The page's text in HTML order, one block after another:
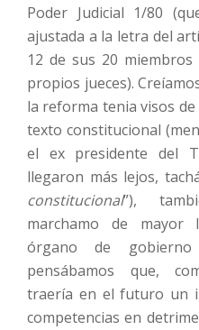
Poder Judicial 1/80
ajustada a la letra del
12 de sus 20
propios jueces).
la reforma tenia visos
texto constitucional
el ex presidente del
llegaron más lejos,
constitucional”),
marchamo de mayor
órgano de
pensábamos que,
traería en el futuro un
competencias en